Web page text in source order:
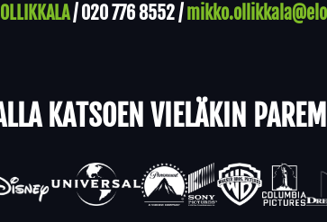
/020 776 8552/
KATSOEN VIELÄKIN